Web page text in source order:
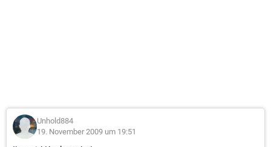
Unhold884
19. November 2009 um 19:51